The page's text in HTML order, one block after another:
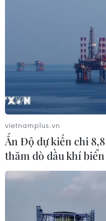
Đẩy mạnh xuất
Nam Trung Bộ và
Đại diện lãnh đạo Sở
Bộ gồm Ninh Thuận, Phú
chia sẻ tiềm năng, lợi
khẩu các mặt hàng của
vietnamplus.vn
Ấn Độ dự kiến chi
thăm dò dầu khí biển